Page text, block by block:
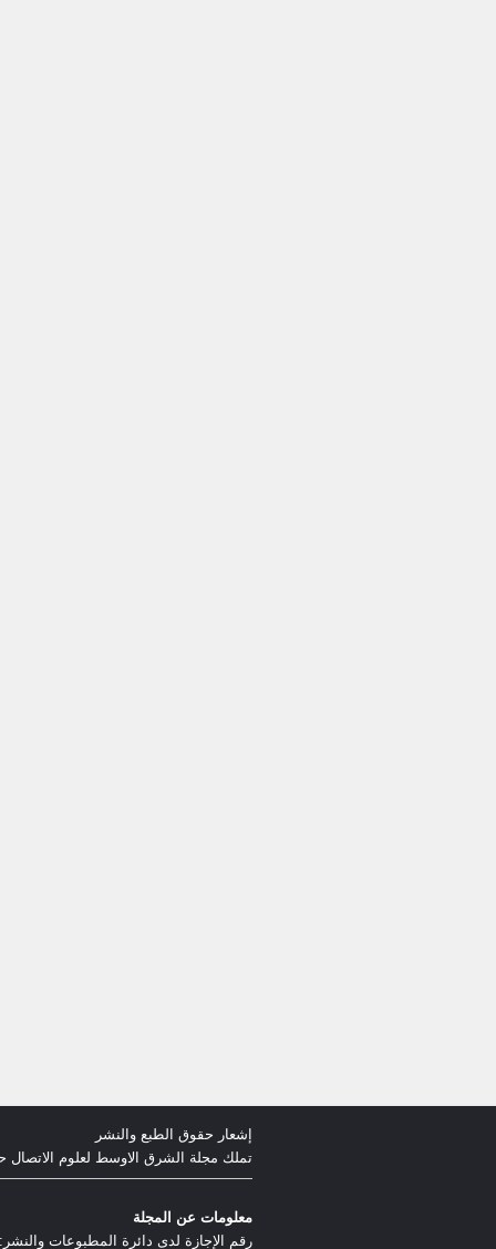
إشعار حقوق الطبع والنشر
تملك مجلة الشرق الاوسط لعلوم الاتصال
معلومات عن المجلة
رقم الإجازة لدى دائرة المطبوعات والنشر: (رقم